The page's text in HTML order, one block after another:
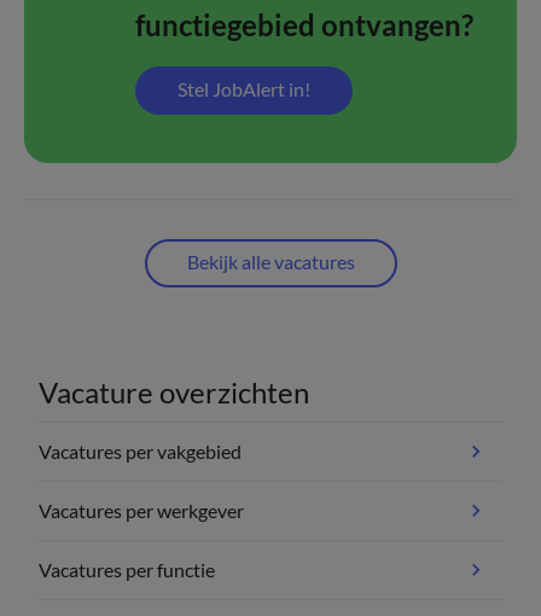
functiegebied ontvangen?
Stel JobAlert in!
Bekijk alle vacatures
Vacature overzichten
Vacatures per vakgebied
Vacatures per werkgever
Vacatures per functie